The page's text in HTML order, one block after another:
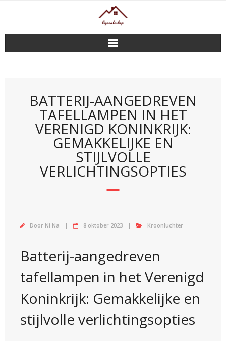
BATTERIJ-AANGEDREVEN
TAFELLAMPEN IN HET
VERENIGD KONINKRIJK:
GEMAKKELIJKE EN
STIJLVOLLE
VERLICHTINGSOPTIES
Door Ni Na 8 oktober 2023 Kroonluchter
Batterij-aangedreven
tafellampen in het Verenigd
Koninkrijk: Gemakkelijke en
stijlvolle verlichtingsopties